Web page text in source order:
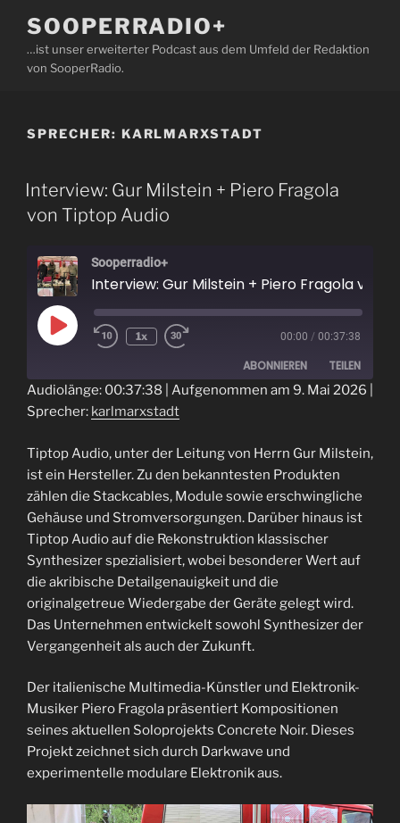
Inhalt
springen
SOOPERRADIO+
…ist unser erweiterter Podcast aus dem Umfeld der Redaktion
von SooperRadio.
SPRECHER: KARLMARXSTADT
Interview: Gur Milstein + Piero Fragola
von Tiptop Audio
Sooperradio+
Play
Episode
1x 00:00 / 00:37:38
ABONNIEREN TEILEN
TEILEN
LINK
EMBED
Audiolänge: 00:37:38 Aufgenommen am 9. Mai 2026
Sprecher: karlmarxstadt
Tiptop Audio, unter der Leitung von Herrn Gur Milstein,
ist ein Hersteller. Zu den bekanntesten Produkten
zählen die Stackcables, Module sowie erschwingliche
Gehäuse und Stromversorgungen. Darüber hinaus ist
Tiptop Audio auf die Rekonstruktion klassischer
Synthesizer spezialisiert, wobei besonderer Wert auf
die akribische Detailgenauigkeit und die
originalgetreue Wiedergabe der Geräte gelegt wird.
Das Unternehmen entwickelt sowohl Synthesizer der
Vergangenheit als auch der Zukunft.
Der italienische Multimedia-Künstler und Elektronik-
Musiker Piero Fragola präsentiert Kompositionen
seines aktuellen Soloprojekts Concrete Noir. Dieses
Projekt zeichnet sich durch Darkwave und
experimentelle modulare Elektronik aus.